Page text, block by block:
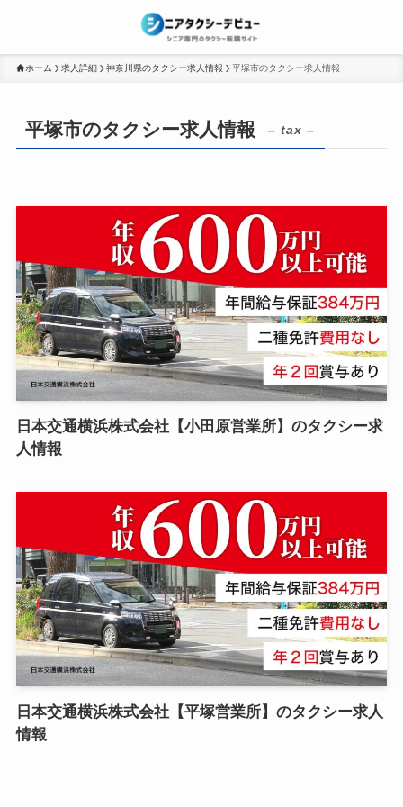
ホーム 求人詳細 神奈川県のタクシー求人情報 平塚市のタクシー求人情報
平塚市のタクシー求人情報 – tax –
日本交通横浜株式会社【小田原営業所】のタクシー求
人情報
日本交通横浜株式会社【平塚営業所】のタクシー求人
情報